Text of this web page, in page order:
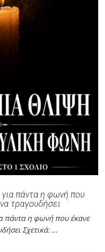
πάντα η φωνή που
τραγουδήσει
πάντα η φωνή που έκανε
Σχετικά: ...